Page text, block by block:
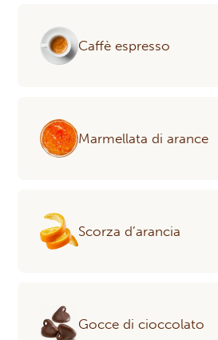
Caffè espresso
Marmellata di arance
Scorza d’arancia
Gocce di cioccolato